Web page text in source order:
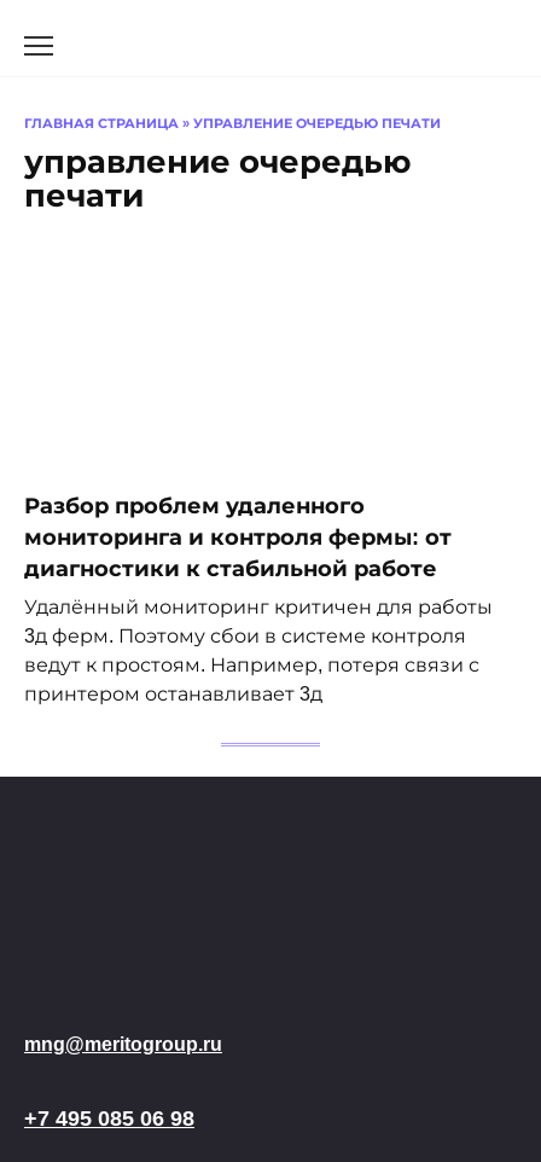
ГЛАВНАЯ СТРАНИЦА » УПРАВЛЕНИЕ ОЧЕРЕДЬЮ ПЕЧАТИ
управление очередью
печати
Разбор проблем удаленного
мониторинга и контроля фермы: от
диагностики к стабильной работе
Удалённый мониторинг критичен для работы
3д ферм. Поэтому сбои в системе контроля
ведут к простоям. Например, потеря связи с
принтером останавливает 3д
mng@meritogroup.ru
+7 495 085 06 98